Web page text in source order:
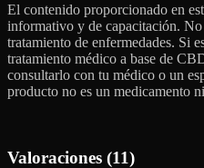
El contenido proporcionado en
informativo y de capacitación.
tratamiento de enfermedades. Si
tratamiento médico a base de
consultarlo con tu médico o un
producto no es un medicamento
Valoraciones (11)